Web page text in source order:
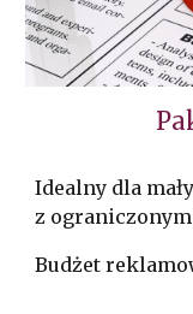
Idealny dla
z
Budżet